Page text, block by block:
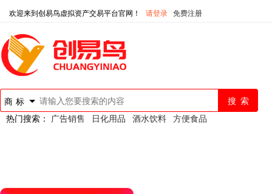
欢迎来到创易鸟虚拟资产交易平台官网！ 请登录 免费注册
商标
热门搜索： 广告销售 日化用品 酒水饮料 方便食品